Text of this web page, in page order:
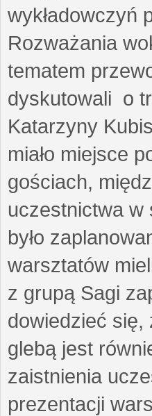
wykładowczyń
Rozważania
tematem
dyskutowali o
Katarzyny
miało miejsce
gościach,
uczestnictwa w
było
warsztatów
z grupą Sagi
dowiedzieć się,
glebą jest
zaistnienia
prezentacji